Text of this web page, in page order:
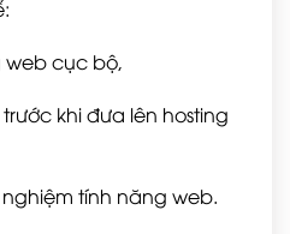
web cục bộ,
khi đưa lên hosting
tính năng web.